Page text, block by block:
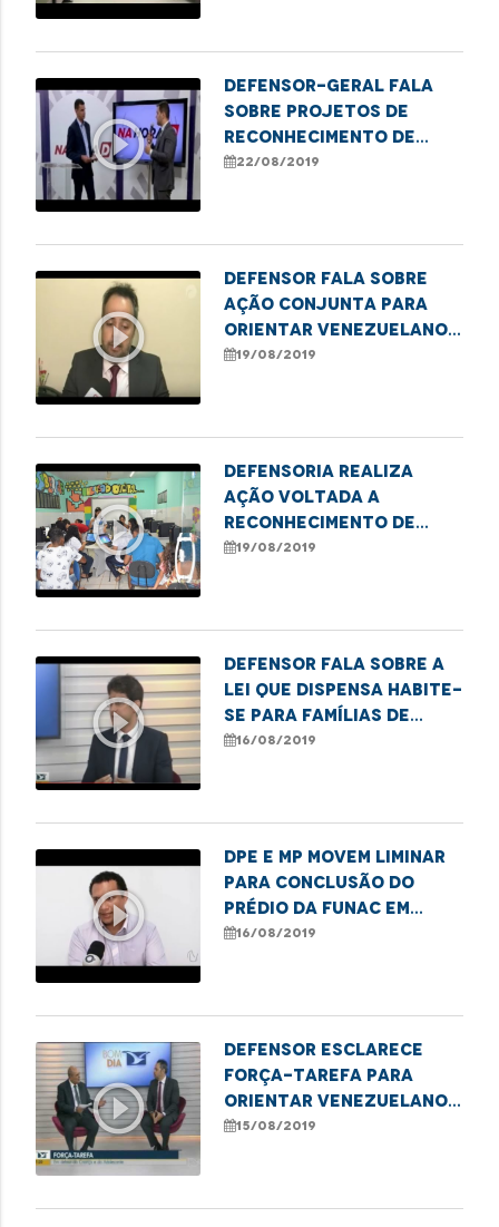
play_circle_outline
Defensor-geral fala
sobre projetos de
reconhecimento de
paternidade da
22/08/2019
play_circle_outline
Defensor fala sobre
ação conjunta para
orientar venezuelanos
em São Luís
19/08/2019
play_circle_outline
Defensoria realiza
ação voltada a
reconhecimento de
paternidade
19/08/2019
play_circle_outline
Defensor fala sobre a
lei que dispensa Habite-
se para famílias de
baixa renda
16/08/2019
play_circle_outline
DPE e MP movem liminar
para conclusão do
prédio da Funac em
Imperatriz
16/08/2019
play_circle_outline
Defensor esclarece
força-tarefa para
orientar venezuelanos
em São Luís
15/08/2019